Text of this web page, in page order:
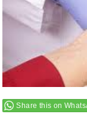
Share this on